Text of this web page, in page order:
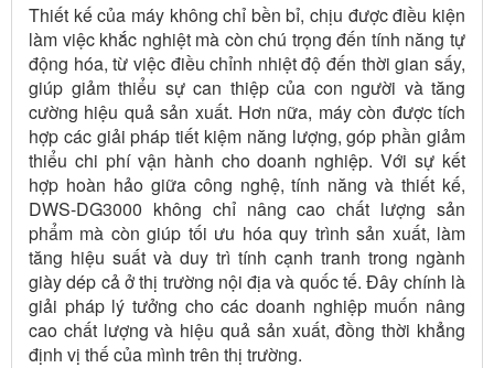
Thiết kế của máy không chỉ bền bỉ, chịu được điều kiện
làm việc khắc nghiệt mà còn chú trọng đến tính năng tự
động hóa, từ việc điều chỉnh nhiệt độ đến thời gian sấy,
giúp giảm thiểu sự can thiệp của con người và tăng
cường hiệu quả sản xuất. Hơn nữa, máy còn được tích
hợp các giải pháp tiết kiệm năng lượng, góp phần giảm
thiểu chi phí vận hành cho doanh nghiệp. Với sự kết
hợp hoàn hảo giữa công nghệ, tính năng và thiết kế,
DWS-DG3000 không chỉ nâng cao chất lượng sản
phẩm mà còn giúp tối ưu hóa quy trình sản xuất, làm
tăng hiệu suất và duy trì tính cạnh tranh trong ngành
giày dép cả ở thị trường nội địa và quốc tế. Đây chính là
giải pháp lý tưởng cho các doanh nghiệp muốn nâng
cao chất lượng và hiệu quả sản xuất, đồng thời khẳng
định vị thế của mình trên thị trường.